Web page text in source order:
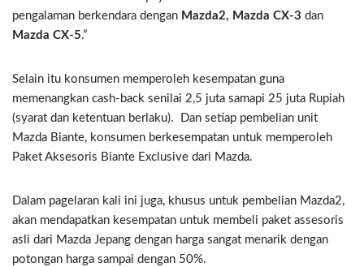
pengalaman berkendara dengan Mazda2, Mazda CX-3 dan
Mazda CX-5.”
Selain itu konsumen memperoleh kesempatan guna
memenangkan cash-back senilai 2,5 juta samapi 25 juta Rupiah
(syarat dan ketentuan berlaku). Dan setiap pembelian unit
Mazda Biante, konsumen berkesempatan untuk memperoleh
Paket Aksesoris Biante Exclusive dari Mazda.
Dalam pagelaran kali ini juga, khusus untuk pembelian Mazda2,
akan mendapatkan kesempatan untuk membeli paket assesoris
asli dari Mazda Jepang dengan harga sangat menarik dengan
potongan harga sampai dengan 50%.